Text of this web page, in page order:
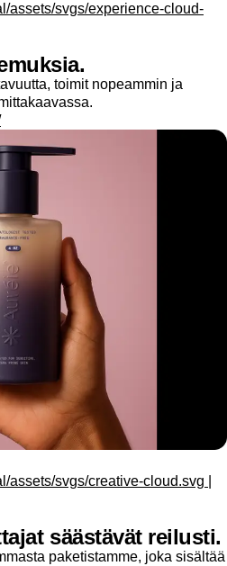
assets/svgs/experience-cloud-
toimit nopeammin ja
svgs/creative-cloud.svg |
säästävät reilusti.
paketistamme, joka sisältää